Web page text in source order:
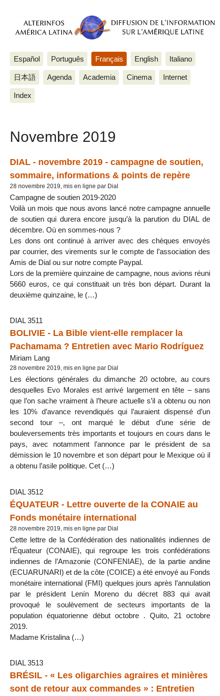
Español Português Français English Italiano
日本語 Agenda Academia Cinema Internet
Index
Novembre 2019
DIAL - novembre 2019 - campagne de soutien,
sommaire, informations & points de repère
28 novembre 2019, mis en ligne par Dial
Campagne de soutien 2019-2020
Voilà un mois que nous avons lancé notre campagne annuelle
de soutien qui durera encore jusqu’à la parution du DIAL de
décembre. Où en sommes-nous ?
Les dons ont continué à arriver avec des chèques envoyés
par courrier, des virements sur le compte de l’association des
Amis de Dial ou sur notre compte Paypal.
Lors de la première quinzaine de campagne, nous avions réuni
5660 euros, ce qui constituait un très bon départ. Durant la
deuxième quinzaine, le (…)
DIAL 3511
BOLIVIE - La Bible vient-elle remplacer la
Pachamama ? Entretien avec Mario Rodríguez
Miriam Lang
28 novembre 2019, mis en ligne par Dial
Les élections générales du dimanche 20 octobre, au cours
desquelles Evo Morales est arrivé largement en tête – sans
que l’on sache vraiment à l’heure actuelle s’il a obtenu ou non
les 10% d’avance revendiqués qui l’auraient dispensé d’un
second tour –, ont marqué le début d’une série de
bouleversements très importants et toujours en cours dans le
pays, avec notamment l’annonce par le président de sa
démission le 10 novembre et son départ pour le Mexique où il
a obtenu l’asile politique. Cet (…)
DIAL 3512
ÉQUATEUR - Lettre ouverte de la CONAIE au
Fonds monétaire international
28 novembre 2019, mis en ligne par Dial
Cette lettre de la Confédération des nationalités indiennes de
l’Équateur (CONAIE), qui regroupe les trois confédérations
indiennes de l’Amazonie (CONFENIAE), de la partie andine
(ECUARUNARI) et de la côte (COICE) a été envoyé au Fonds
monétaire international (FMI) quelques jours après l’annulation
par le président Lenín Moreno du décret 883 qui avait
provoqué le soulèvement de secteurs importants de la
population équatorienne début octobre . Quito, 21 octobre
2019.
Madame Kristalina (…)
DIAL 3513
BRÉSIL - « Les oligarchies agraires et minières
sont de retour aux commandes » : Entretien